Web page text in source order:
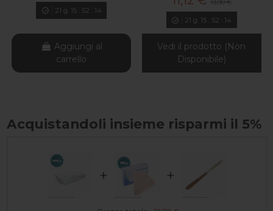
21 g. 15 52 13
Aggiungi al
carrello
13,90 €
21 g. 15 :52 :13
Vedi il prodotto (Non
Disponibile)
Acquistandoli insieme risparmi il 5%
+ +